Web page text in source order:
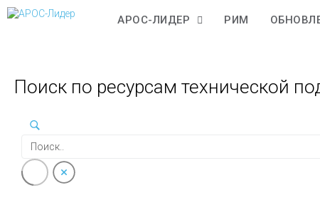
АРОС-ЛИДЕР РИМ
Поиск по ресурсам технической